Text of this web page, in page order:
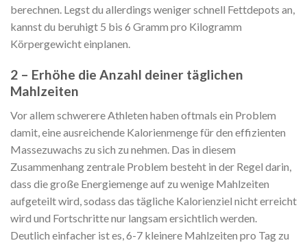
berechnen. Legst du allerdings weniger schnell Fettdepots an,
kannst du beruhigt 5 bis 6 Gramm pro Kilogramm
Körpergewicht einplanen.
2 – Erhöhe die Anzahl deiner täglichen
Mahlzeiten
Vor allem schwerere Athleten haben oftmals ein Problem
damit, eine ausreichende Kalorienmenge für den effizienten
Massezuwachs zu sich zu nehmen. Das in diesem
Zusammenhang zentrale Problem besteht in der Regel darin,
dass die große Energiemenge auf zu wenige Mahlzeiten
aufgeteilt wird, sodass das tägliche Kalorienziel nicht erreicht
wird und Fortschritte nur langsam ersichtlich werden.
Deutlich einfacher ist es, 6-7 kleinere Mahlzeiten pro Tag zu